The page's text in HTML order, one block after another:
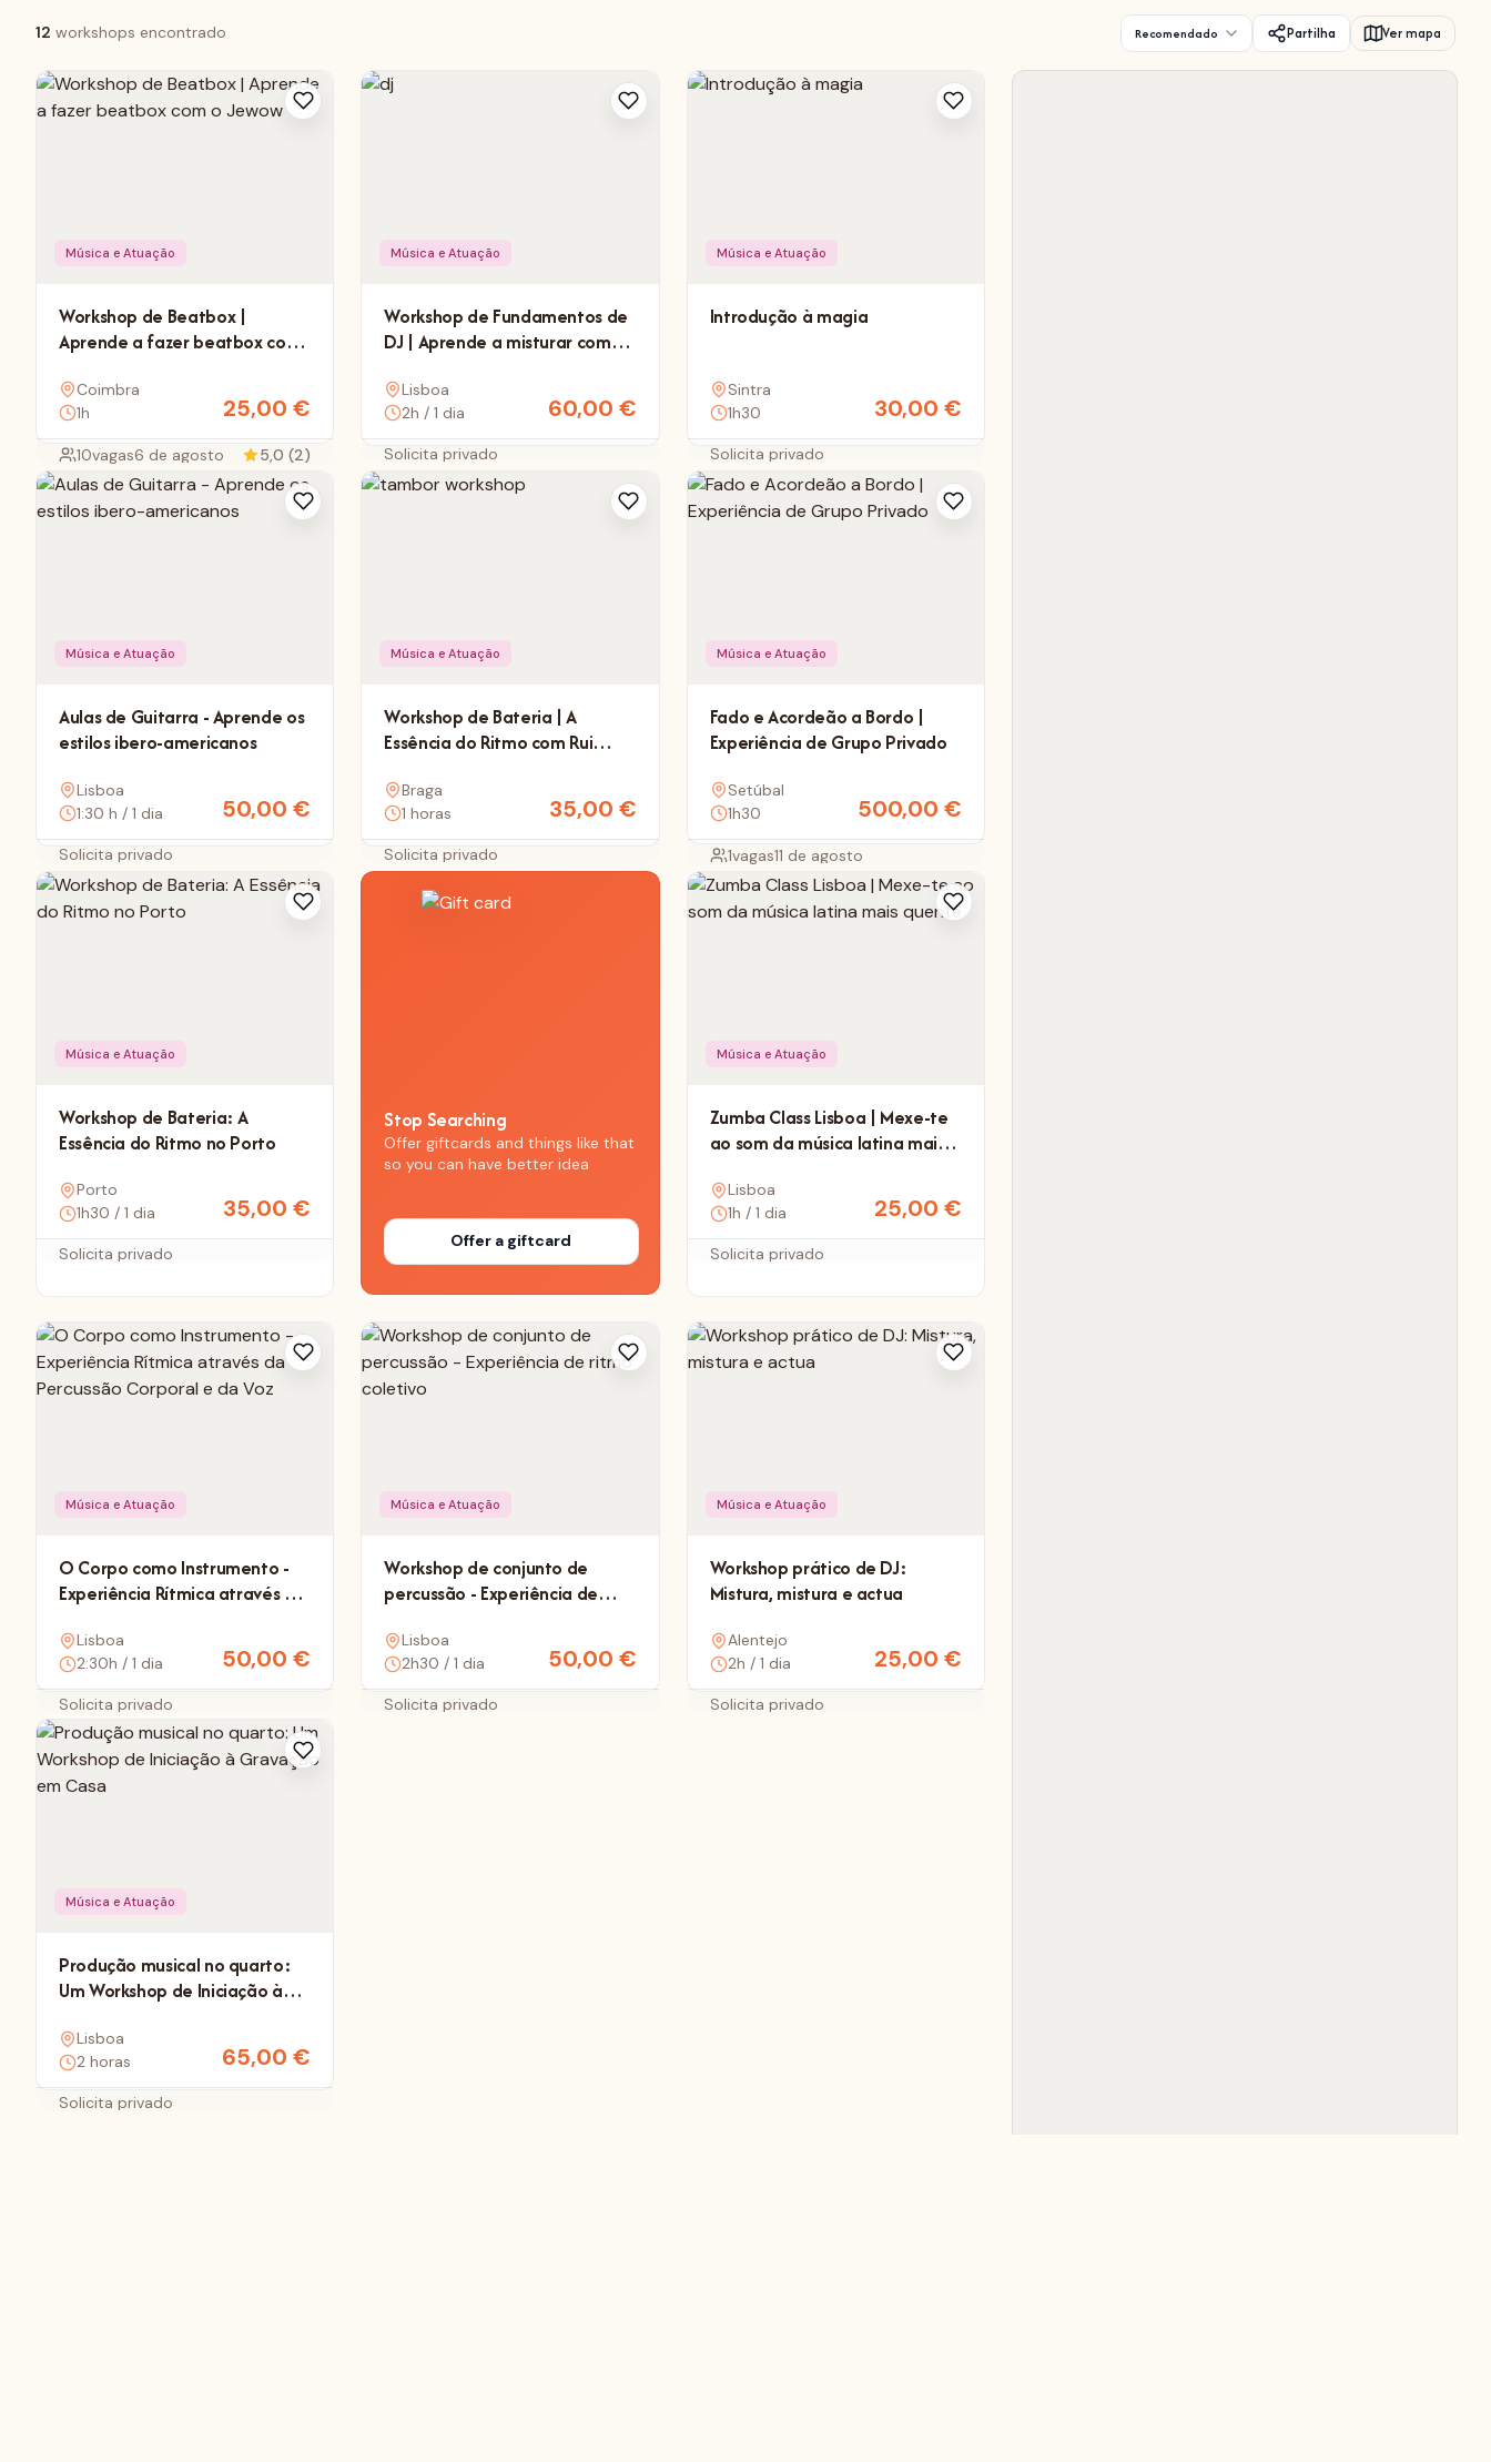
12 workshops encontrado Recomendado Partilha Ver mapa
Música e Atuação
Workshop de Beatbox |
Aprende a fazer beatbox com
Coimbra
1h
25,00€
10vagas6 de agosto 5,0 (2)
Música e Atuação
Workshop de Fundamentos de
DJ | Aprende a misturar com
Lisboa
2h / 1 dia
60,00 €
Solicita privado
Música e Atuação
Introdução à magia
Sintra
1h30
30,00 €
Solicita privado
Música e Atuação
Aulas de Guitarra - Aprende os
estilos ibero-americanos
Lisboa
1:30 h / 1 dia
50,00€
Solicita privado
Música e Atuação
Workshop de Bateria | A
Essência do Ritmo com Rui
Braga
1 horas
35,00 €
Solicita privado
Música e Atuação
Fado e Acordeão a Bordo |
Experiência de Grupo Privado
Setúbal
1h30
500,00 €
1vagas11 de agosto
Música e Atuação
Workshop de Bateria: A
Essência do Ritmo no Porto
Porto
1h30 / 1 dia
35,00€
Solicita privado
Stop Searching
Offer giftcards and things like that
so you can have better idea
Offer a giftcard
Música e Atuação
Zumba Class Lisboa | Mexe-te
ao som da música latina mais
Lisboa
1h / 1 dia
25,00 €
Solicita privado
Música e Atuação
O Corpo como Instrumento -
Experiência Rítmica através da
Lisboa
2:30h / 1 dia
50,00€
Solicita privado
Música e Atuação
Workshop de conjunto de
percussão - Experiência de
Lisboa
2h30 / 1 dia
50,00 €
Solicita privado
Música e Atuação
Workshop prático de DJ:
Mistura, mistura e actua
Alentejo
2h / 1 dia
25,00 €
Solicita privado
Música e Atuação
Produção musical no quarto:
Um Workshop de Iniciação à
Lisboa
2 horas
65,00€
Solicita privado